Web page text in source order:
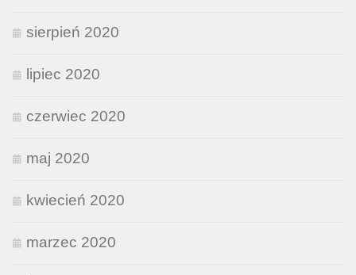
sierpień 2020
lipiec 2020
czerwiec 2020
maj 2020
kwiecień 2020
marzec 2020